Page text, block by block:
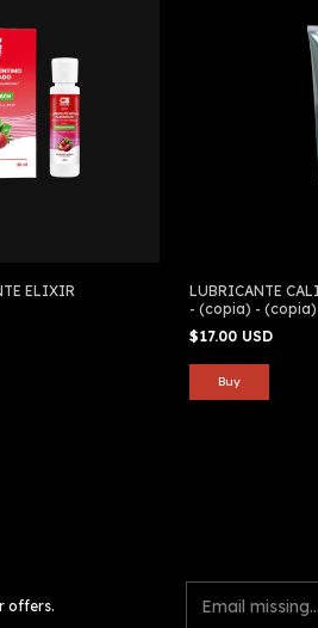
ELIXIR
LUBRICANTE
- (copia) - (copia)
$17.00 USD
offers.